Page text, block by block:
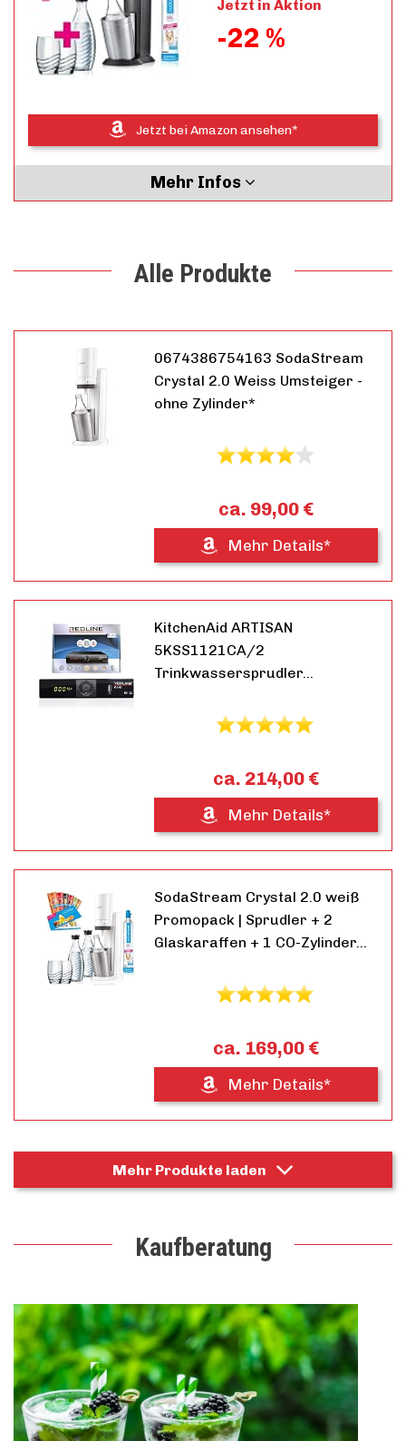
Jetzt in Aktion
-22 %
Jetzt bei Amazon ansehen*
Mehr Infos
Alle Produkte
0674386754163 SodaStream
Crystal 2.0 Weiss Umsteiger -
ohne Zylinder*
ca. 99,00 €
Mehr Details*
KitchenAid ARTISAN
5KSS1121CA/2
Trinkwassersprudler…
ca. 214,00 €
Mehr Details*
SodaStream Crystal 2.0 weiß
Promopack | Sprudler + 2
Glaskaraffen + 1 CO-Zylinder…
ca. 169,00 €
Mehr Details*
Mehr Produkte laden
Kaufberatung